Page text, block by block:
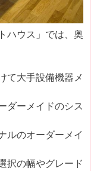
ハウス」では、奥
て大手設備機器メ
ダーメイドのシス
ルのオーダーメイ
択の幅やグレード